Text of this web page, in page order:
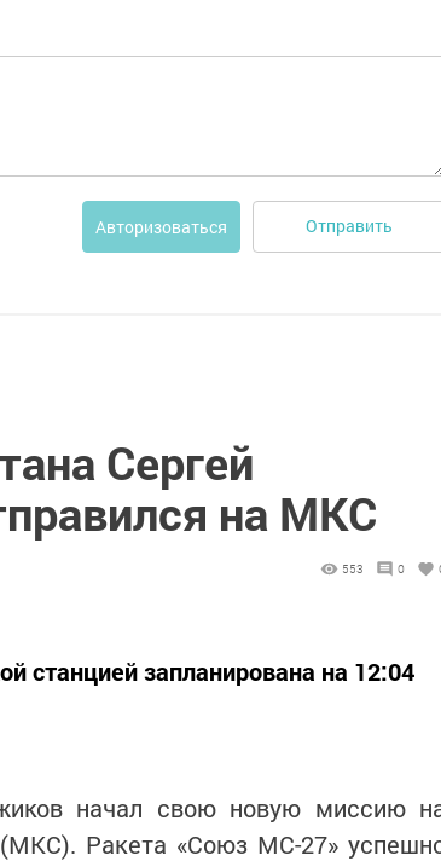
Авторизоваться Отправить
Сергей
на МКС
553 0
станцией запланирована на 12:04
начал свою новую миссию
Ракета «Союз МС-27»